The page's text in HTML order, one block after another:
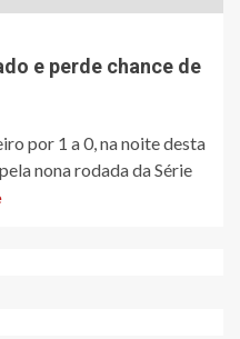
e perde chance de
por 1 a 0, na noite desta
nona rodada da Série